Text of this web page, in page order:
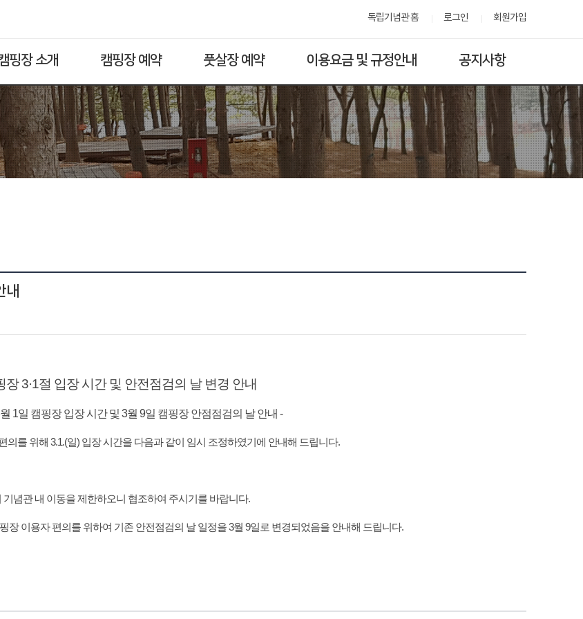
독립기념관 홈 로그인 회원가입
핑장 소개 캠핑장 예약 풋살장 예약 이용요금 및 규정안내 공지사항
내
장 3·1절 입장 시간 및 안전점검의 날 변경 안내
1일 캠핑장 입장 시간 및 3월 9일 캠핑장 안점점검의 날 안내 -
의를 위해 3.1.(일) 입장 시간을 다음과 같이 임시 조정하였기에 안내해 드립니다.
념관 내 이동을 제한하오니 협조하여 주시기를 바랍니다.
장 이용자 편의를 위하여 기존 안전점검의 날 일정을 3월 9일로 변경되었음을 안내해 드립니다.